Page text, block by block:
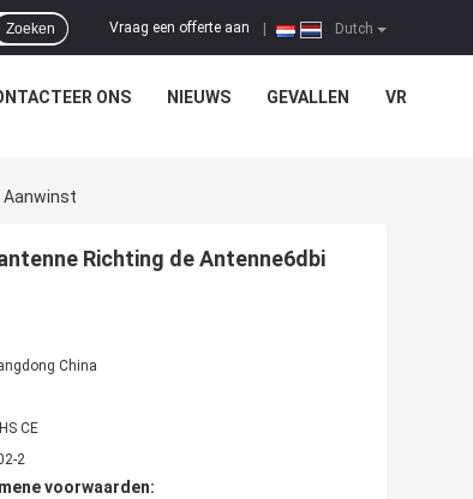
Dutch
Vraag een offerte aan
Zoeken
ONS NIEUWS GEVALLEN VR
Aanwinst
Richting de Antenne6dbi
China
CE
2
voorwaarden: